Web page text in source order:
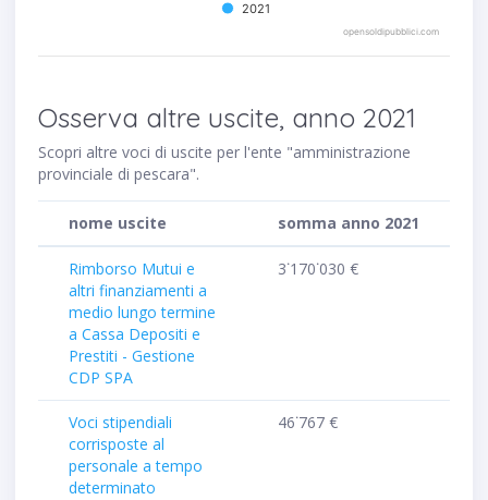
2021
opensoldipubblici.com
Osserva altre uscite, anno 2021
Scopri altre voci di uscite per l'ente "amministrazione
provinciale di pescara".
nome uscite somma anno 2021
Rimborso Mutui e
altri finanziamenti a
medio lungo termine
a Cassa Depositi e
Prestiti - Gestione
CDP SPA
3˙170˙030 €
Voci stipendiali
corrisposte al
personale a tempo
determinato
46˙767 €